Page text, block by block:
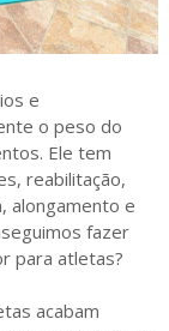
e
o peso do
Ele tem
reabilitação,
alongamento e
fazer
para atletas?
acabam